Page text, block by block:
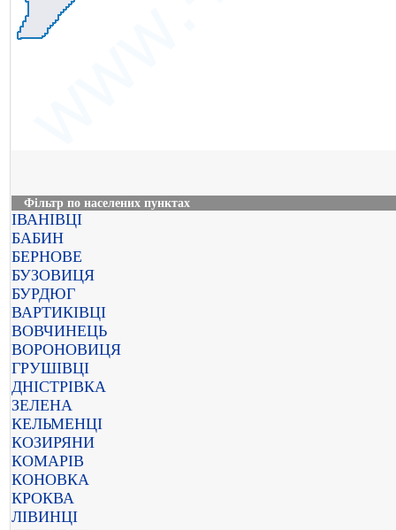
Фільтр по населених пунктах
ІВАНІВЦІ
БАБИН
БЕРНОВЕ
БУЗОВИЦЯ
БУРДЮГ
ВАРТИКІВЦІ
ВОВЧИНЕЦЬ
ВОРОНОВИЦЯ
ГРУШІВЦІ
ДНІСТРІВКА
ЗЕЛЕНА
КЕЛЬМЕНЦІ
КОЗИРЯНИ
КОМАРІВ
КОНОВКА
КРОКВА
ЛІВИНЦІ